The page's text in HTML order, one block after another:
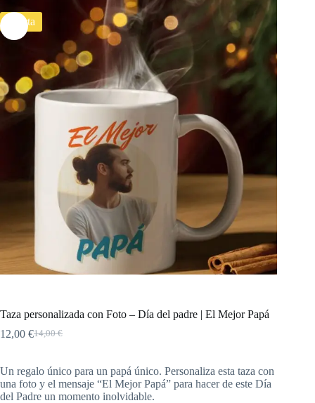
Oferta
Taza personalizada con Foto – Día del padre | El Mejor Papá
14,00€
12,00 €
Un regalo único para un papá único. Personaliza esta taza con
una foto y el mensaje “El Mejor Papá” para hacer de este Día
del Padre un momento inolvidable.